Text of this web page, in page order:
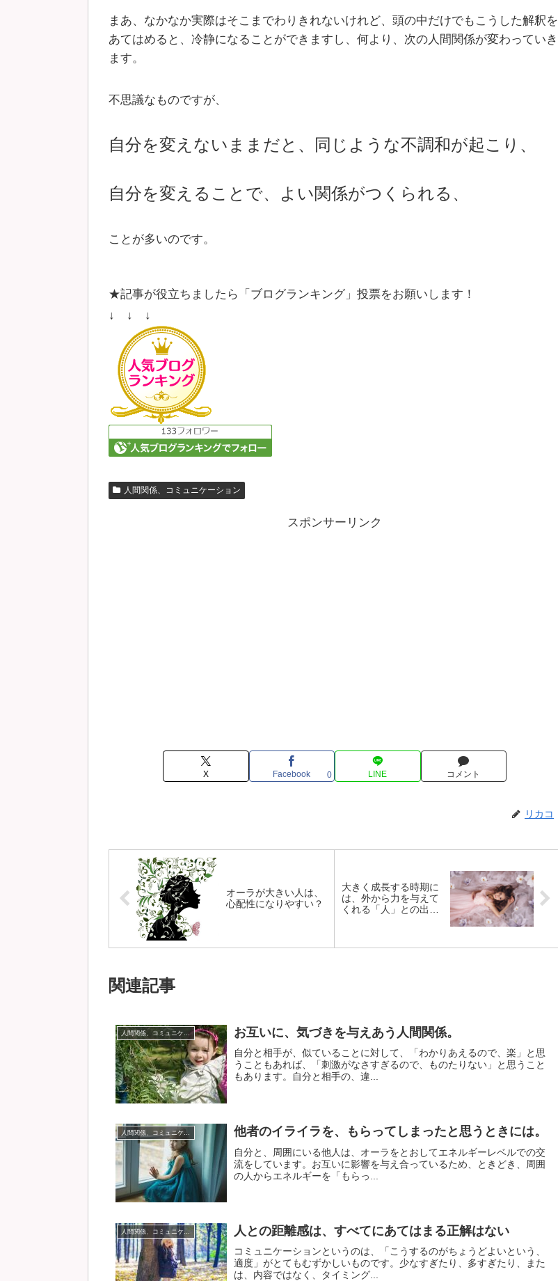
まあ、なかなか実際はそこまでわりきれないけれど、頭の中だけでもこうした解釈を
あてはめると、冷静になることができますし、何より、次の人間関係が変わっていき
ます。
不思議なものですが、
自分を変えないままだと、同じような不調和が起こり、
自分を変えることで、よい関係がつくられる、
ことが多いのです。
★記事が役立ちましたら「ブログランキング」投票をお願いします！
↓ ↓ ↓
人間関係、コミュニケーション
スポンサーリンク
X Facebook 0 LINE コメント
リカコ
オーラが大きい人は、
心配性になりやすい？
大きく成長する時期に
は、外から力を与えて
くれる「人」との出会
関連記事
人間関係、コミュニケーション お互いに、気づきを与えあう人間関係。
自分と相手が、似ていることに対して、「わかりあえるので、楽」と思
うこともあれば、「刺激がなさすぎるので、ものたりない」と思うこと
もあります。自分と相手の、違...
人間関係、コミュニケーション 他者のイライラを、もらってしまったと思うときには。
自分と、周囲にいる他人は、オーラをとおしてエネルギーレベルでの交
流をしています。お互いに影響を与え合っているため、ときどき、周囲
の人からエネルギーを「もらっ...
人間関係、コミュニケーション 人との距離感は、すべてにあてはまる正解はない
コミュニケーションというのは、「こうするのがちょうどよいという、
適度」がとてもむずかしいものです。少なすぎたり、多すぎたり、また
は、内容ではなく、タイミング...